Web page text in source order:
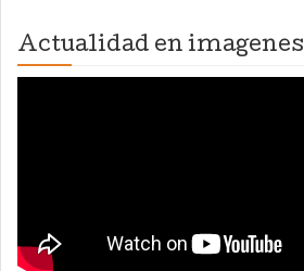
Actualidad en imagenes